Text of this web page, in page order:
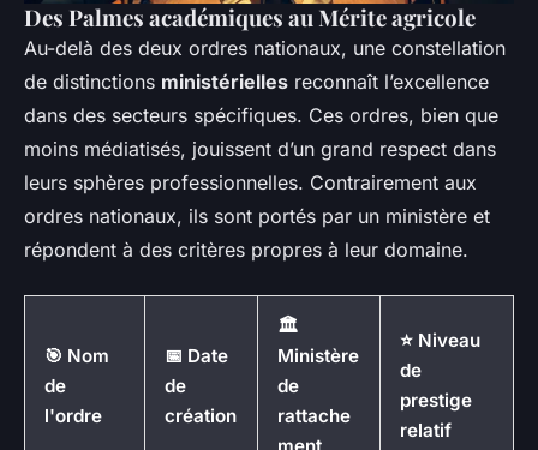
Des Palmes académiques au Mérite agricole
Au-delà des deux ordres nationaux, une constellation
de distinctions ministérielles reconnaît l’excellence
dans des secteurs spécifiques. Ces ordres, bien que
moins médiatisés, jouissent d’un grand respect dans
leurs sphères professionnelles. Contrairement aux
ordres nationaux, ils sont portés par un ministère et
répondent à des critères propres à leur domaine.
🎯 Nom
de
l'ordre
📅 Date
de
création
🏛️
Ministère
de
rattache
⭐ Niveau
de
prestige
relatif